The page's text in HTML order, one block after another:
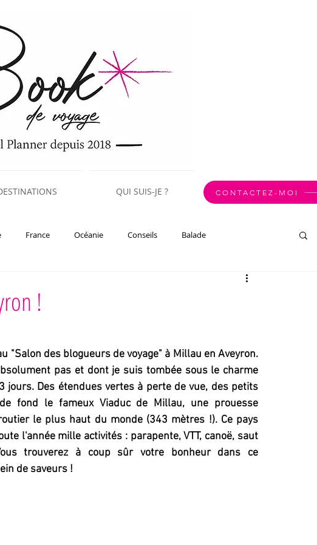
QUI SUIS-JE ? CONTACTEZ-MOI
France Océanie Conseils Balade
!
"Salon des blogueurs de voyage" à Millau en Aveyron.
pas et dont je suis tombée sous le charme
jours. Des étendues vertes à perte de vue, des petits
fond le fameux Viaduc de Millau, une prouesse
le plus haut du monde (343 mètres !). Ce pays
l'année mille activités : parapente, VTT, canoë, saut
trouverez à coup sûr votre bonheur dans ce
de saveurs !